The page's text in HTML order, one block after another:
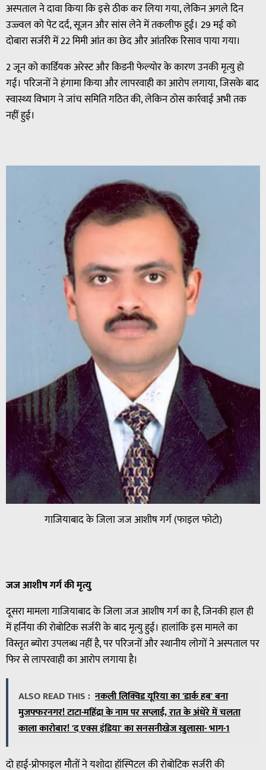
अस्पताल ने दावा किया कि इसे ठीक कर लिया गया, लेकिन अगले दिन
उज्ज्वल को पेट दर्द, सूजन और सांस लेने में तकलीफ हुई। 29 मई को
दोबारा सर्जरी में 22 मिमी आंत का छेद और आंतरिक रिसाव पाया गया।
2 जून को कार्डियक अरेस्ट और किडनी फेल्योर के कारण उनकी मृत्यु हो
गई। परिजनों ने हंगामा किया और लापरवाही का आरोप लगाया, जिसके बाद
स्वास्थ्य विभाग ने जांच समिति गठित की, लेकिन ठोस कार्रवाई अभी तक
नहीं हुई।
गाजियाबाद के जिला जज आशीष गर्ग (फाइल फोटो)
जजआशीषगर्गकीमृत्यु
दूसरा मामला गाजियाबाद के जिला जज आशीष गर्ग का है, जिनकी हाल ही
में हर्निया की रोबोटिक सर्जरी के बाद मृत्यु हुई। हालांकि इस मामले का
विस्तृत ब्योरा उपलब्ध नहीं है, पर परिजनों और स्थानीय लोगों ने अस्पताल पर
फिर से लापरवाही का आरोप लगाया है।
ALSO READ THIS : नकली लिक्विड यूरिया का 'डार्क हब' बना
मुजफ्फरनगर! टाटा-महिंद्रा के नाम पर सप्लाई, रात के अंधेरे में चलता
काला कारोबार! 'द एक्स इंडिया' का सनसनीखेज खुलासा- भाग-1
दो हाई-प्रोफाइल मौतों ने यशोदा हॉस्पिटल की रोबोटिक सर्जरी की